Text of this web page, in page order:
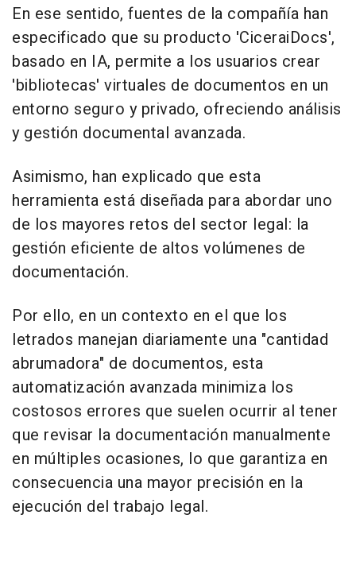
En ese sentido, fuentes de la compañía han
especificado que su producto 'CiceraiDocs',
basado en IA, permite a los usuarios crear
'bibliotecas' virtuales de documentos en un
entorno seguro y privado, ofreciendo análisis
y gestión documental avanzada.
Asimismo, han explicado que esta
herramienta está diseñada para abordar uno
de los mayores retos del sector legal: la
gestión eficiente de altos volúmenes de
documentación.
Por ello, en un contexto en el que los
letrados manejan diariamente una "cantidad
abrumadora" de documentos, esta
automatización avanzada minimiza los
costosos errores que suelen ocurrir al tener
que revisar la documentación manualmente
en múltiples ocasiones, lo que garantiza en
consecuencia una mayor precisión en la
ejecución del trabajo legal.